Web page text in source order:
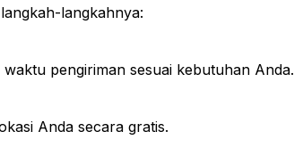
langkahnya:
pengiriman sesuai kebutuhan Anda.
Anda secara gratis.